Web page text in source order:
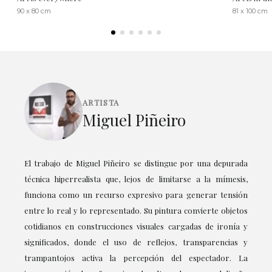
90 x 80 cm 81 x 100 cm
ARTISTA
Miguel Piñeiro
El trabajo de Miguel Piñeiro se distingue por una depurada
técnica hiperrealista que, lejos de limitarse a la mímesis,
funciona como un recurso expresivo para generar tensión
entre lo real y lo representado. Su pintura convierte objetos
cotidianos en construcciones visuales cargadas de ironía y
significados, donde el uso de reflejos, transparencias y
trampantojos activa la percepción del espectador. La